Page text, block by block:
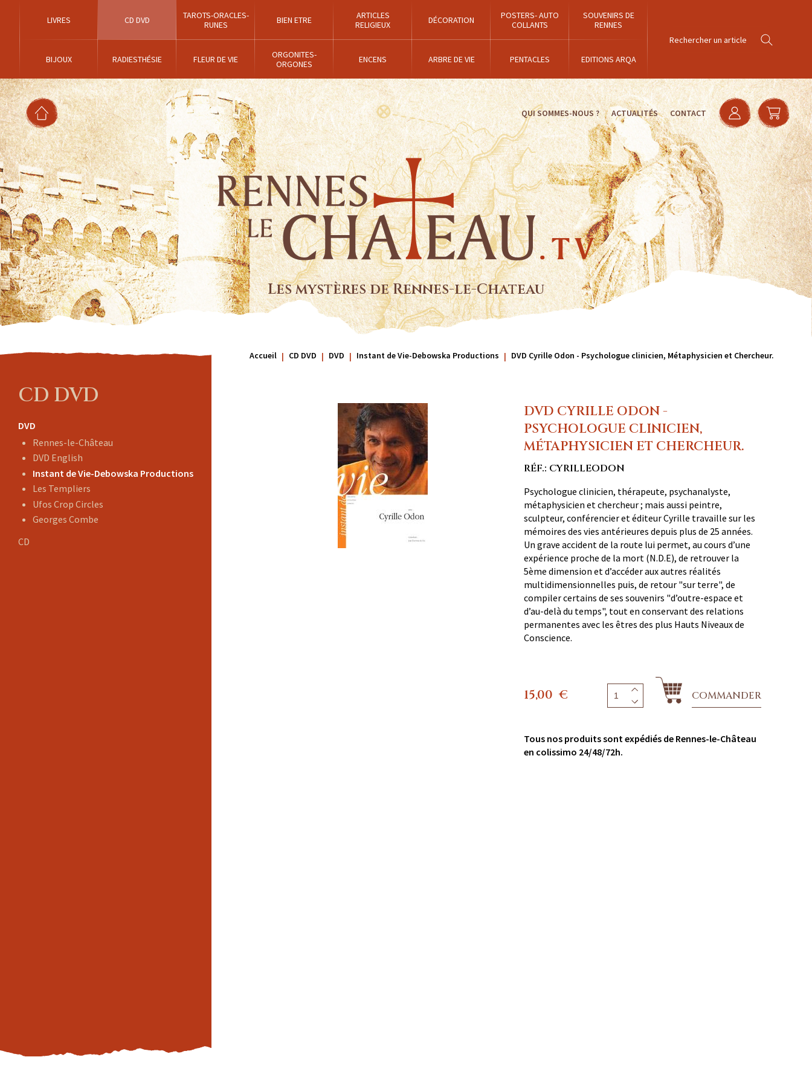
LIVRES CD DVD
TAROTS-ORACLES-
RUNES
BIEN ETRE
ARTICLES
RELIGIEUX
DÉCORATION
POSTERS- AUTO
COLLANTS
SOUVENIRS DE
RENNES
BIJOUX RADIESTHÉSIE FLEUR DE VIE
ORGONITES-
ORGONES
ENCENS ARBRE DE VIE PENTACLES EDITIONS ARQA
QUI SOMMES-NOUS ? ACTUALITÉS CONTACT
Les mystères de Rennes-le-Chateau
CD DVD
DVD
Rennes-le-Château
DVD English
Instant de Vie-Debowska Productions
Les Templiers
Ufos Crop Circles
Georges Combe
CD
Accueil CD DVD DVD Instant de Vie-Debowska Productions DVD Cyrille Odon - Psychologue clinicien, Métaphysicien et Chercheur.
DVD CYRILLE ODON -
PSYCHOLOGUE CLINICIEN,
MÉTAPHYSICIEN ET CHERCHEUR.
RÉF.: CYRILLEODON
Psychologue clinicien, thérapeute, psychanalyste,
métaphysicien et chercheur ; mais aussi peintre,
sculpteur, conférencier et éditeur Cyrille travaille sur les
mémoires des vies antérieures depuis plus de 25 années.
Un grave accident de la route lui permet, au cours d’une
expérience proche de la mort (N.D.E), de retrouver la
5ème dimension et d’accéder aux autres réalités
multidimensionnelles puis, de retour "sur terre", de
compiler certains de ses souvenirs "d’outre-espace et
d’au-delà du temps", tout en conservant des relations
permanentes avec les êtres des plus Hauts Niveaux de
Conscience.
15,00 € COMMANDER
Tous nos produits sont expédiés de Rennes-le-Château
en colissimo 24/48/72h.